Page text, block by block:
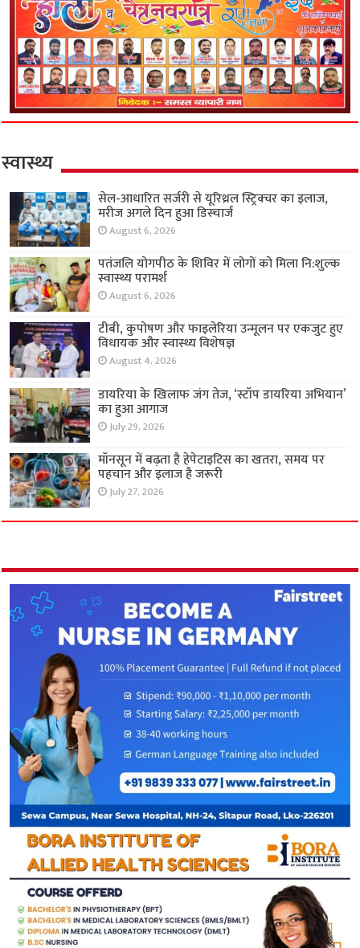
स्वास्थ्य
सेल-आधारित सर्जरी से यूरिथ्रल स्ट्रिक्चर का इलाज,
मरीज अगले दिन हुआ डिस्चार्ज
August 6, 2026
पतंजलि योगपीठ के शिविर में लोगों को मिला नि:शुल्क
स्वास्थ्य परामर्श
August 6, 2026
टीबी, कुपोषण और फाइलेरिया उन्मूलन पर एकजुट हुए
विधायक और स्वास्थ्य विशेषज्ञ
August 4, 2026
डायरिया के खिलाफ जंग तेज, ‘स्टॉप डायरिया अभियान’
का हुआ आगाज
July 29, 2026
मॉनसून में बढ़ता है हेपेटाइटिस का खतरा, समय पर
पहचान और इलाज है जरूरी
July 27, 2026